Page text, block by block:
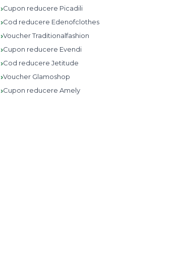
›Cupon reducere Picadili
›Cod reducere Edenofclothes
›VoucherTraditionalfashion
›Cupon reducere Evendi
›Cod reducere Jetitude
›Voucher Glamoshop
›Cupon reducere Amely